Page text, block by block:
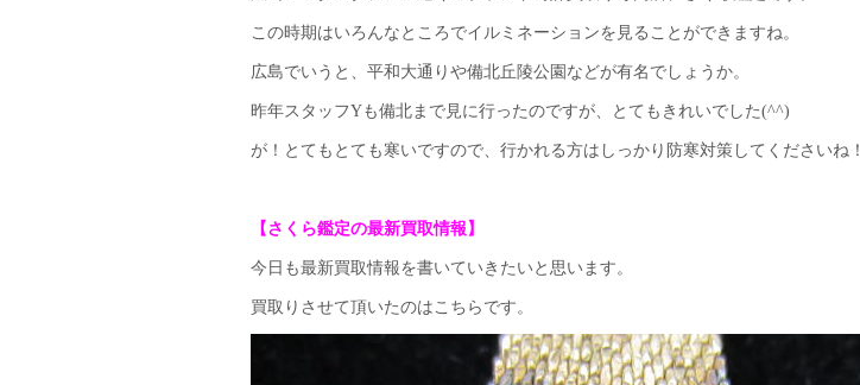
この時期はいろんなところでイルミネーションを見ることができますね。
広島でいうと、平和大通りや備北丘陵公園などが有名でしょうか。
昨年スタッフYも備北まで見に行ったのですが、とてもきれいでした(^^)
が！とてもとても寒いですので、行かれる方はしっかり防寒対策してくださいね！
【さくら鑑定の最新買取情報】
今日も最新買取情報を書いていきたいと思います。
買取りさせて頂いたのはこちらです。